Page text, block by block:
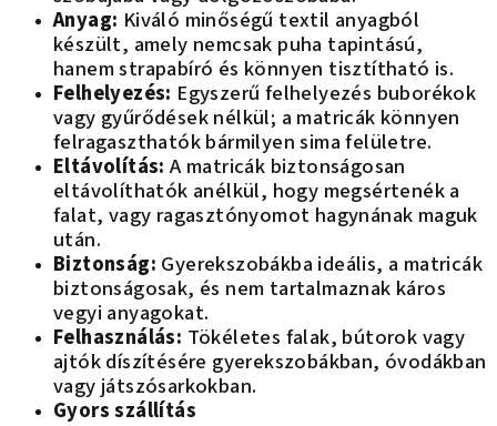
Anyag: Kiváló minőségű textil anyagból
készült, amely nemcsak puha tapintású,
hanem strapabíró és könnyen tisztítható is.
Felhelyezés: Egyszerű felhelyezés buborékok
vagy gyűrődések nélkül; a matricák könnyen
felragaszthatók bármilyen sima felületre.
Eltávolítás:A matricák biztonságosan
eltávolíthatók anélkül, hogy megsértenék a
falat, vagy ragasztónyomot hagynának maguk
után.
Biztonság: Gyerekszobákba ideális, a matricák
biztonságosak, és nem tartalmaznak káros
vegyi anyagokat.
Felhasználás: Tökéletes falak, bútorok vagy
ajtók díszítésére gyerekszobákban, óvodákban
vagy játszósarkokban.
Gyors szállítás